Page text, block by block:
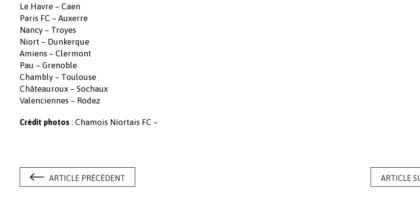
Le Havre – Caen
Paris FC – Auxerre
Nancy – Troyes
Niort – Dunkerque
Amiens – Clermont
Pau – Grenoble
Chambly – Toulouse
Châteauroux – Sochaux
Valenciennes – Rodez
Crédit photos : Chamois Niortais FC –
ARTICLE PRÉCÉDENT ARTICLE